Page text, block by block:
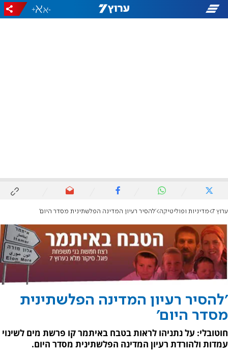
-
+
ערוץ 7 מדיניות ופוליטיקה 'להסיר רעיון המדינה הפלשתינית מסדר היום'
'להסיר רעיון המדינה הפלשתינית
מסדר היום'
חוטובלי: על נתניהו לראות בטבח באיתמר קו פרשת מים לשינוי
עמדות ולהורדת רעיון המדינה הפלשתינית מסדר היום.